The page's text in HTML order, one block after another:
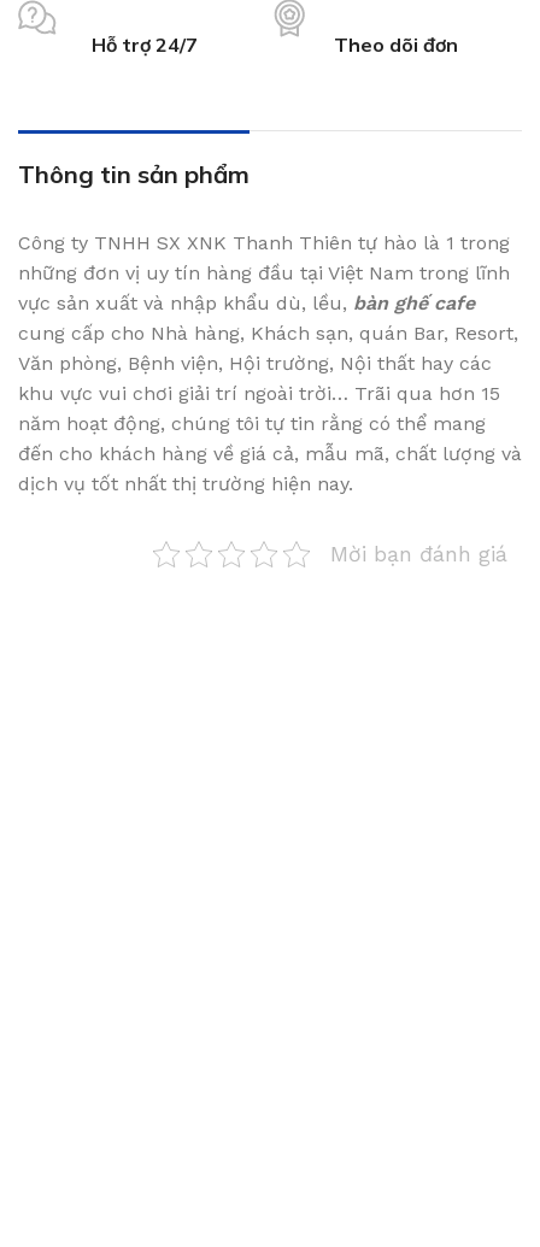
Hỗ trợ 24/7 Theo dõi đơn
Thông tin sản phẩm
Công ty TNHH SX XNK Thanh Thiên tự hào là 1 trong
những đơn vị uy tín hàng đầu tại Việt Nam trong lĩnh
vực sản xuất và nhập khẩu dù, lều, bàn ghế cafe
cung cấp cho Nhà hàng, Khách sạn, quán Bar, Resort,
Văn phòng, Bệnh viện, Hội trường, Nội thất hay các
khu vực vui chơi giải trí ngoài trời… Trãi qua hơn 15
năm hoạt động, chúng tôi tự tin rằng có thể mang
đến cho khách hàng về giá cả, mẫu mã, chất lượng và
dịch vụ tốt nhất thị trường hiện nay.
Mời bạn đánh giá